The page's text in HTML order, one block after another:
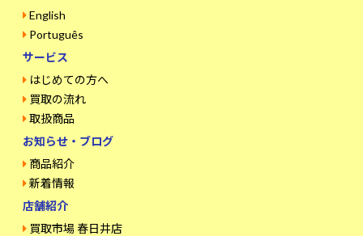
English
Português
サービス
はじめての方へ
買取の流れ
取扱商品
お知らせ・ブログ
商品紹介
新着情報
店舗紹介
買取市場 春日井店